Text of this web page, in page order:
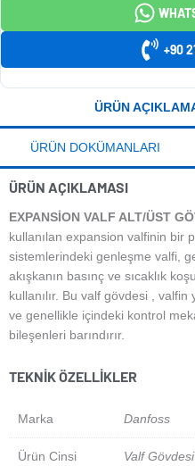
+90
ÜRÜN
ÜRÜN DOKÜMANLARI
ÜRÜN AÇIKLAMASI
EXPANSİON VALF ALT/ÜST
kullanılan expansion valfinin bir
sistemlerindeki genleşme valfi,
akışkanın basınç ve sıcaklık
kullanılır. Bu valf gövdesi , valfin
ve genellikle içindeki kontrol
bileşenleri barındırır.
TEKNIK ÖZELLIKLER
Marka Danfoss
Ürün Cinsi Valf Gövdesi